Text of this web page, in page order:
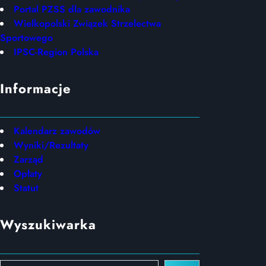
Portal PZSS dla zawodnika
Wielkopolski Związek Strzelectwa
Sportowego
IPSC-Region Polska
Informacje
Kalendarz zawodów
Wyniki/Rezultaty
Zarząd
Opłaty
Statut
Wyszukiwarka